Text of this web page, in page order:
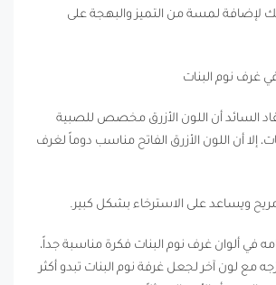
لإضافة لمسة من التميز والبهجة على
في غرف نوم البنات
السائد أن اللون الأزرق مخصص للصبية
إلا أن اللون الأزرق الفاتح مناسب دوماً لغرف
ويساعد على الاسترخاء بشكل كبير.
في ألوان غرف نوم البنات فكرة مناسبة جداً،
مع لون آخر لجعل غرفة نوم البنات تبدو أكثر